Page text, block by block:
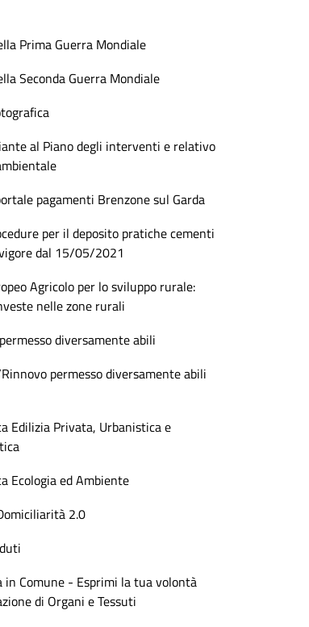
Prima Guerra Mondiale
Seconda Guerra Mondiale
al Piano degli interventi e relativo
pagamenti Brenzone sul Garda
per il deposito pratiche cementi
dal 15/05/2021
Agricolo per lo sviluppo rurale:
nelle zone rurali
diversamente abili
permesso diversamente abili
Edilizia Privata, Urbanistica e
Ecologia ed Ambiente
2.0
in Comune - Esprimi la tua volontà
di Organi e Tessuti